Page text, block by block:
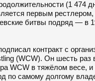
(1 474
первым
битвы подряд — в
контракт с
(WCW). Он шесть раз
WCW в тяжёлом весе,
по самому долгому